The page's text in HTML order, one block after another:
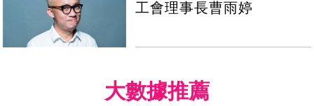
工會理事長曹雨婷
大數據推薦